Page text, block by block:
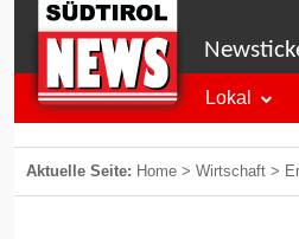
Lokal
Aktuelle Seite: Home > Wirtschaft >